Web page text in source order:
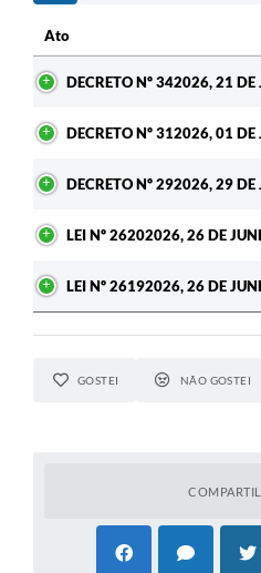
Ato
DECRETO Nº 342026, 21
DECRETO Nº 312026, 01
DECRETO Nº 292026, 29
LEI Nº 26202026, 26 DE
LEI Nº 26192026, 26 DE
GOSTEI NÃO GOSTEI